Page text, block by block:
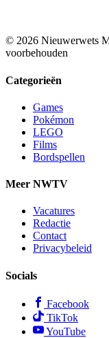
© 2026 Nieuwerwets
voorbehouden
Categorieën
Games
Pokémon
LEGO
Films
Bordspellen
Meer NWTV
Vacatures
Redactie
Contact
Privacybeleid
Socials
Facebook
TikTok
YouTube